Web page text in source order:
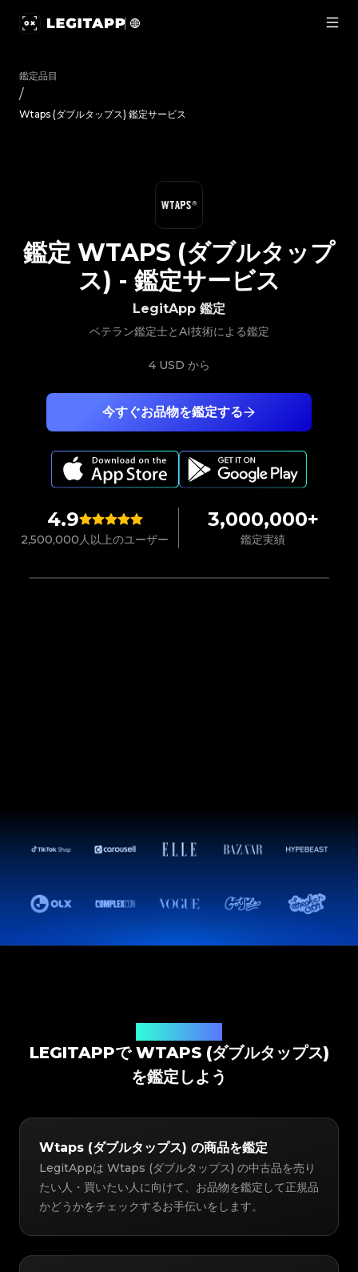
鑑定品目
/
Wtaps (ダブルタップス) 鑑定サービス
4.9
2,500,000人以上のユーザー
3,000,000+
鑑定実績
今すぐお品物を鑑定する
LegitApp 鑑定
ベテラン鑑定士とAI技術による鑑定
4 USD から
鑑定 WTAPS (ダブルタップ
ス) - 鑑定サービス
LEGITAPPで WTAPS (ダブルタップス)
を鑑定しよう
Wtaps (ダブルタップス) の商品を鑑定
LegitAppは Wtaps (ダブルタップス) の中古品を売り
たい人・買いたい人に向けて、お品物を鑑定して正規品
かどうかをチェックするお手伝いをします。